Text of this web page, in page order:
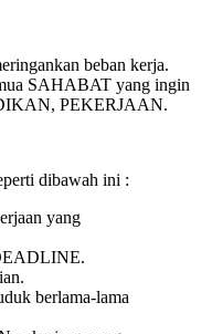
beban kerja.
SAHABAT yang ingin
PEKERJAAN.
dibawah ini :
yang
berlama-lama